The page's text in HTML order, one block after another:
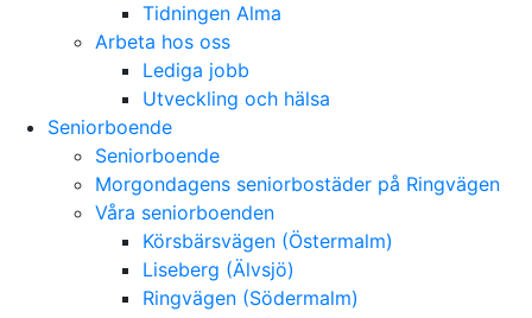
Tidningen Alma
Arbeta hos oss
Lediga jobb
Utveckling och hälsa
Seniorboende
Seniorboende
Morgondagens seniorbostäder på Ringvägen
Våra seniorboenden
Körsbärsvägen (Östermalm)
Liseberg (Älvsjö)
Ringvägen (Södermalm)